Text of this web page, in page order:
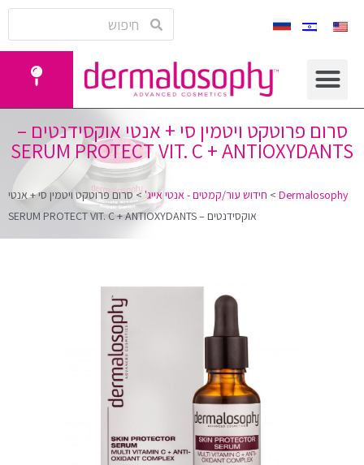
סרום פרוטקט ויטמין סי + אנטי אוקסידנטים –
SERUM PROTECT VIT. C + ANTIOXYDANTS
Dermalosophy
> חידוש עור/קמטים - אנטי אייג'>סרום פרוטקט ויטמין סי + אנטי
אוקסידנטים – SERUM PROTECT VIT. C + ANTIOXYDANTS